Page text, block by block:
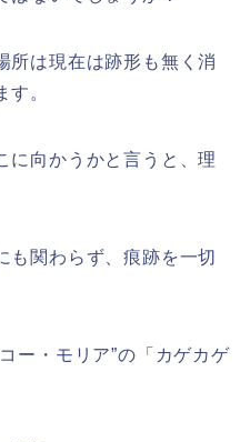
所は現在は跡形も無く消
す。
に向かうかと言うと、理
も関わらず、痕跡を一切
ー・モリア”の「カゲカゲ